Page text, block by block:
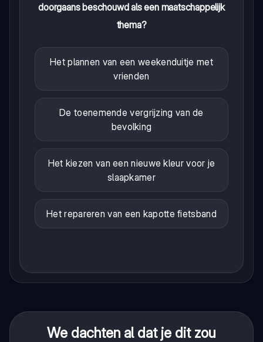
doorgaans beschouwd als een maatschappelijk
thema?
Het plannen van een weekenduitje met
vrienden
De toenemende vergrijzing van de
bevolking
Het kiezen van een nieuwe kleur voor je
slaapkamer
Het repareren van een kapotte fietsband
We dachten al dat je dit zou